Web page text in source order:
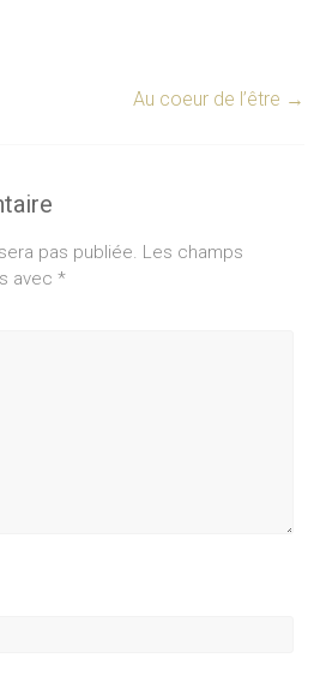
Au coeur de l’être →
pas publiée. Les champs
avec*